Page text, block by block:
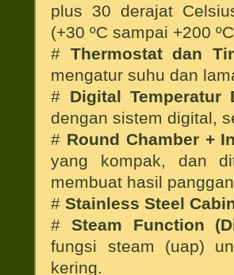
plus 30 derajat
(+30 ºC sampai +200
# Thermostat dan
mengatur suhu dan
# Digital Temperatur
dengan sistem digital,
# Round Chamber +
yang kompak, dan
membuat hasil
#Stainless Steel
#Steam Function
fungsi steam (uap)
kering.